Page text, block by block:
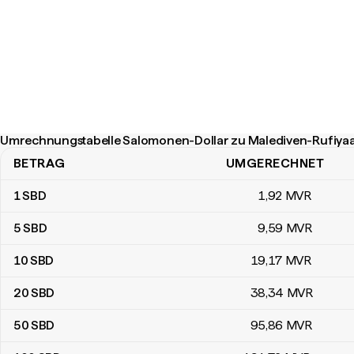
Umrechnungstabelle Salomonen-Dollar zu Malediven-
Umrechnungstabelle Salomonen-Dollar zu Malediven-Rufiyaa
BETRAG UMGERECHNET
1SBD 1,92 MVR
5SBD 9,59 MVR
10SBD 19,17 MVR
20SBD 38,34 MVR
50SBD 95,86 MVR